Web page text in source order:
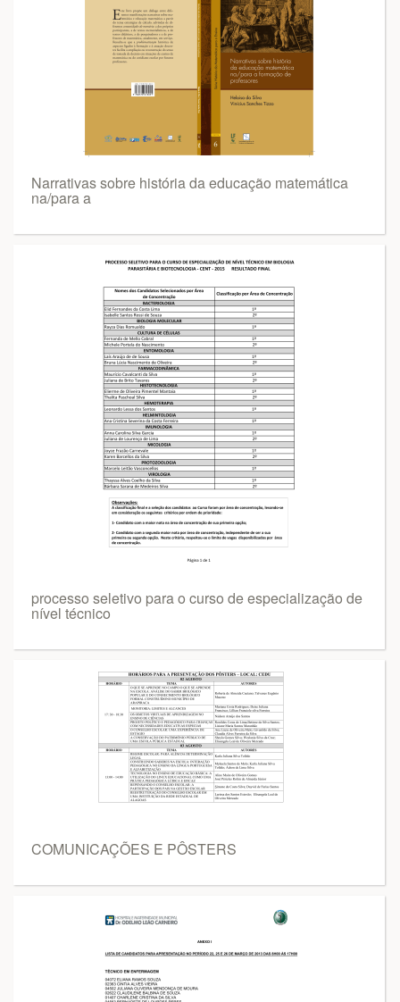
Narrativas sobre história da educação matemática
na/para a
processo seletivo para o curso de especialização de
nível técnico
COMUNICAÇÕES E PÔSTERS